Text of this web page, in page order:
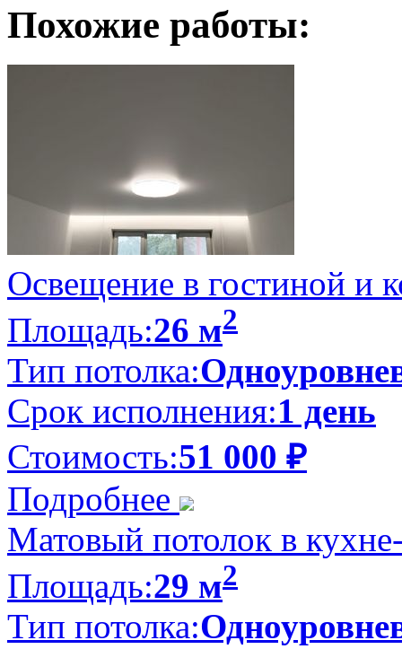
Похожие работы:
Освещение в гостиной и
Площадь:26 м2
Тип потолка:
Срок исполнения:1 день
Стоимость:51 000 ₽
Подробнее
Матовый потолок в
Площадь:29 м2
Тип потолка: